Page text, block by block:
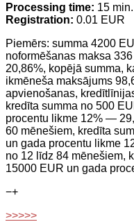
Processing time: 15 min.
Registration: 0.01 EUR
Piemērs: summa 4200
noformēšanas maksa
20,86%, kopējā summa,
ikmēneša maksājums
apvienošanas,
kredīta summa no 500
procentu likme 12% —
60 mēnešiem, kredīta
un gada procentu likme
no 12 līdz 84 mēnešiem,
15000 EUR un gada
−+
>>>>>